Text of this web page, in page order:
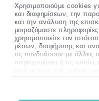
Χρησιμοποιούμε cookies
και διαφημίσεων, την
και την ανάλυση της
μοιραζόμαστε
χρησιμοποιείτε τον
μέσων, διαφήμισης και
τις συνδυάσουν με άλλες
παραχωρήσει ή τις
νόσου. Συμβουλευτείτε
θηλάζετε, ακολουθείτε
αντιμετωπίζετε
οποιοδήποτε συμπλήρωμα
σας παρέχουμε ακριβείς
που έχετε κάποια
παρακαλώ
2012-